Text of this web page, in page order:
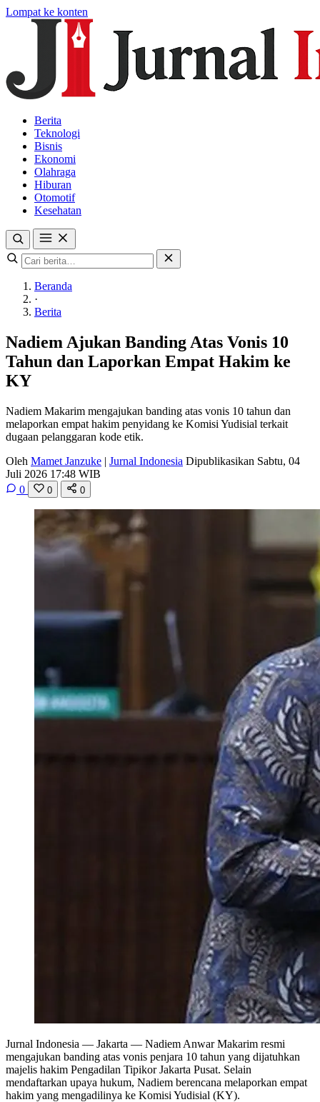
Lompat ke konten
Berita
Teknologi
Bisnis
Ekonomi
Olahraga
Hiburan
Otomotif
Kesehatan
Beranda
·
Berita
Nadiem Ajukan Banding Atas Vonis 10
Tahun dan Laporkan Empat Hakim ke
KY
Nadiem Makarim mengajukan banding atas vonis 10 tahun dan
melaporkan empat hakim penyidang ke Komisi Yudisial terkait
dugaan pelanggaran kode etik.
Oleh Mamet Janzuke | Jurnal Indonesia Dipublikasikan Sabtu, 04
Juli 2026 17:48 WIB
0
0 0
Jurnal Indonesia — Jakarta — Nadiem Anwar Makarim resmi
mengajukan banding atas vonis penjara 10 tahun yang dijatuhkan
majelis hakim Pengadilan Tipikor Jakarta Pusat. Selain
mendaftarkan upaya hukum, Nadiem berencana melaporkan empat
hakim yang mengadilinya ke Komisi Yudisial (KY).